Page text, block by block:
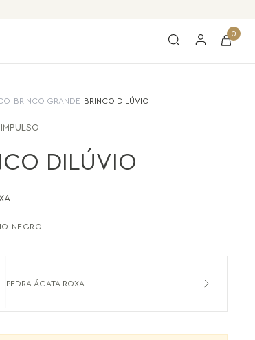
0
BRINCO GRANDE BRINCO DILÚVIO
IMPULSO
DILÚVIO
NEGRO
PEDRA ÁGATA ROXA